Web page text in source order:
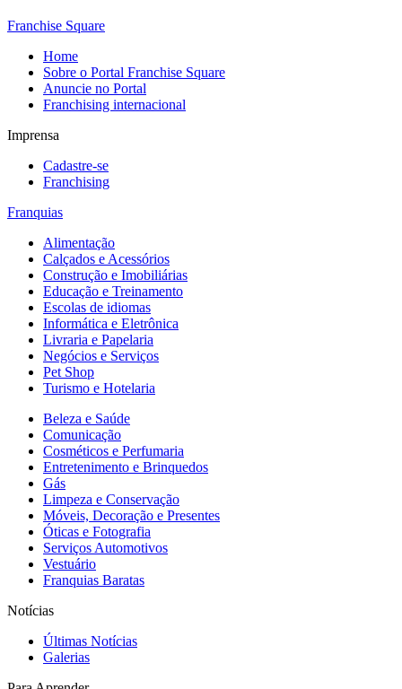
Franchise Square
Home
Sobre o Portal Franchise Square
Anuncie no Portal
Franchising internacional
Imprensa
Cadastre-se
Franchising
Franquias
Alimentação
Calçados e Acessórios
Construção e Imobiliárias
Educação e Treinamento
Escolas de idiomas
Informática e Eletrônica
Livraria e Papelaria
Negócios e Serviços
Pet Shop
Turismo e Hotelaria
Beleza e Saúde
Comunicação
Cosméticos e Perfumaria
Entretenimento e Brinquedos
Gás
Limpeza e Conservação
Móveis, Decoração e Presentes
Óticas e Fotografia
Serviços Automotivos
Vestuário
Franquias Baratas
Notícias
Últimas Notícias
Galerias